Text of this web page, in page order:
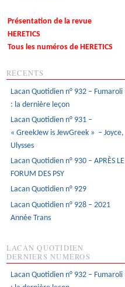
Présentation de la revue
HERETICS
Tous les numéros de HERETICS
RÉCENTS
Lacan Quotidien n° 932 – Fumaroli
: la dernière leçon
Lacan Quotidien n° 931 –
« GreekJew is JewGreek » – Joyce,
Ulysses
Lacan Quotidien n° 930 – APRÈS LE
FORUM DES PSY
Lacan Quotidien n° 929
Lacan Quotidien n° 928 – 2021
Année Trans
LACAN QUOTIDIEN
DERNIERS NUMÉROS
Lacan Quotidien n° 932 – Fumaroli